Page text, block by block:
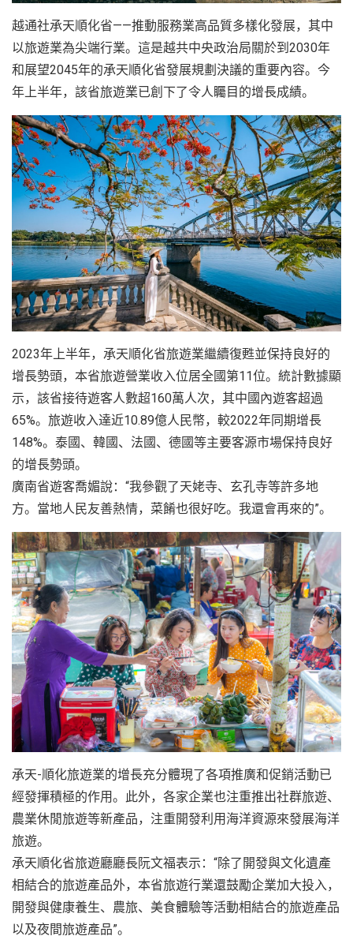
越通社承天順化省——推動服務業高品質多樣化發展，其中
以旅遊業為尖端行業。這是越共中央政治局關於到2030年
和展望2045年的承天順化省發展規劃決議的重要內容。今
年上半年，該省旅遊業已創下了令人矚目的增長成績。
2023年上半年，承天順化省旅遊業繼續復甦並保持良好的
增長勢頭，本省旅遊營業收入位居全國第11位。統計數據顯
示，該省接待遊客人數超160萬人次，其中國內遊客超過
65%。旅遊收入達近10.89億人民幣，較2022年同期增長
148%。泰國、韓國、法國、德國等主要客源市場保持良好
的增長勢頭。
廣南省遊客喬媚說：“我參觀了天姥寺、玄孔寺等許多地
方。當地人民友善熱情，菜餚也很好吃。我還會再來的”。
承天-順化旅遊業的增長充分體現了各項推廣和促銷活動已
經發揮積極的作用。此外，各家企業也注重推出社群旅遊、
農業休閒旅遊等新產品，注重開發利用海洋資源來發展海洋
旅遊。
承天順化省旅遊廳廳長阮文福表示：“除了開發與文化遺產
相結合的旅遊產品外，本省旅遊行業還鼓勵企業加大投入，
開發與健康養生、農旅、美食體驗等活動相結合的旅遊產品
以及夜間旅遊產品”。